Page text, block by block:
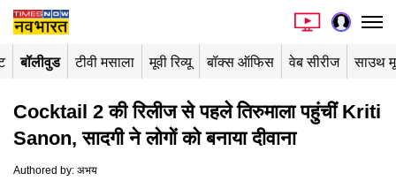
बॉलीवुड टीवी मसाला मूवी रिव्यू बॉक्स ऑफिस वेब सीरीज साउथ
Cocktail 2 की रिलीज से पहले तिरुमाला पहुंचीं Kriti
Sanon, सादगी ने लोगों को बनाया दीवाना
Authored by: अभय